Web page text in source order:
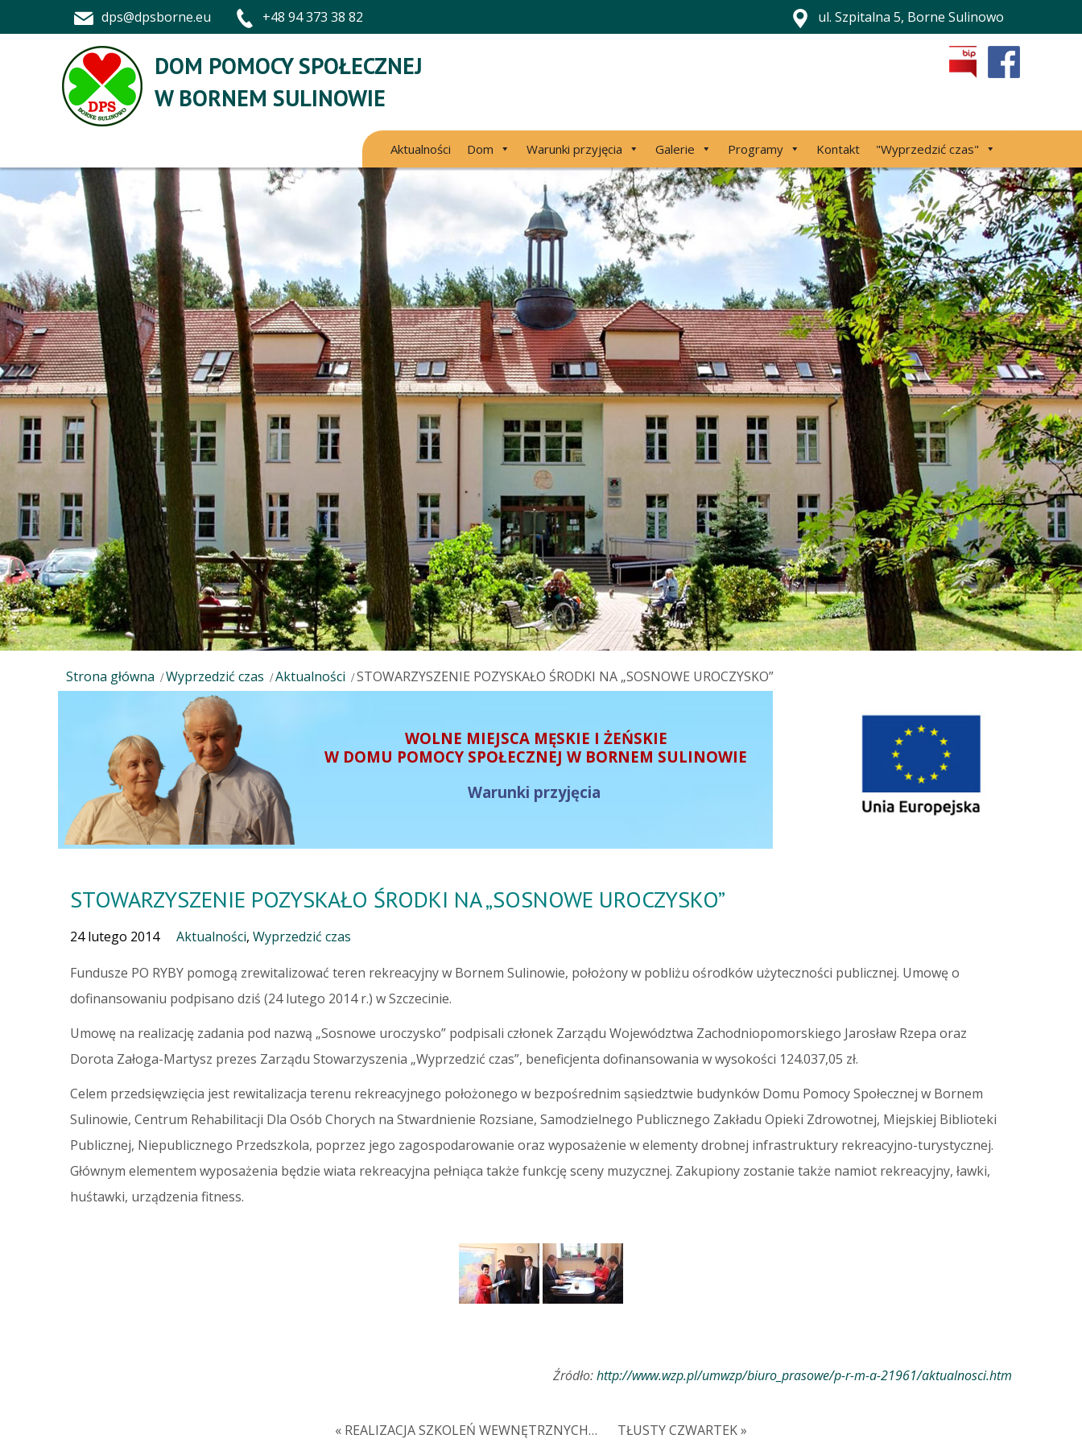
dps@dpsborne.eu +48 94 373 38 82 ul. Szpitalna 5, Borne Sulinowo
DOM POMOCY SPOŁECZNEJ
W BORNEM SULINOWIE
Aktualności Dom Warunki przyjęcia Galerie Programy Kontakt "Wyprzedzić czas"
Strona główna Wyprzedzić czas Aktualności STOWARZYSZENIE POZYSKAŁO ŚRODKI NA „SOSNOWE UROCZYSKO”
WOLNE MIEJSCA MĘSKIE I ŻEŃSKIE
W DOMU POMOCY SPOŁECZNEJ W BORNEM SULINOWIE
Warunki przyjęcia
STOWARZYSZENIE POZYSKAŁO ŚRODKI NA „SOSNOWE UROCZYSKO”
24 lutego 2014 Aktualności, Wyprzedzić czas
Fundusze PO RYBY pomogą zrewitalizować teren rekreacyjny w Bornem Sulinowie, położony w pobliżu ośrodków użyteczności publicznej. Umowę o
dofinansowaniu podpisano dziś (24 lutego 2014 r.) w Szczecinie.
Umowę na realizację zadania pod nazwą „Sosnowe uroczysko” podpisali członek Zarządu Województwa Zachodniopomorskiego Jarosław Rzepa oraz
Dorota Załoga-Martysz prezes Zarządu Stowarzyszenia „Wyprzedzić czas”, beneficjenta dofinansowania w wysokości 124.037,05 zł.
Celem przedsięwzięcia jest rewitalizacja terenu rekreacyjnego położonego w bezpośrednim sąsiedztwie budynków Domu Pomocy Społecznej w Bornem
Sulinowie, Centrum Rehabilitacji Dla Osób Chorych na Stwardnienie Rozsiane, Samodzielnego Publicznego Zakładu Opieki Zdrowotnej, Miejskiej Biblioteki
Publicznej, Niepublicznego Przedszkola, poprzez jego zagospodarowanie oraz wyposażenie w elementy drobnej infrastruktury rekreacyjno-turystycznej.
Głównym elementem wyposażenia będzie wiata rekreacyjna pełniąca także funkcję sceny muzycznej. Zakupiony zostanie także namiot rekreacyjny, ławki,
huśtawki, urządzenia fitness.
Źródło:http://www.wzp.pl/umwzp/biuro_prasowe/p-r-m-a-21961/aktualnosci.htm
« REALIZACJA SZKOLEŃ WEWNĘTRZNYCH… TŁUSTY CZWARTEK »